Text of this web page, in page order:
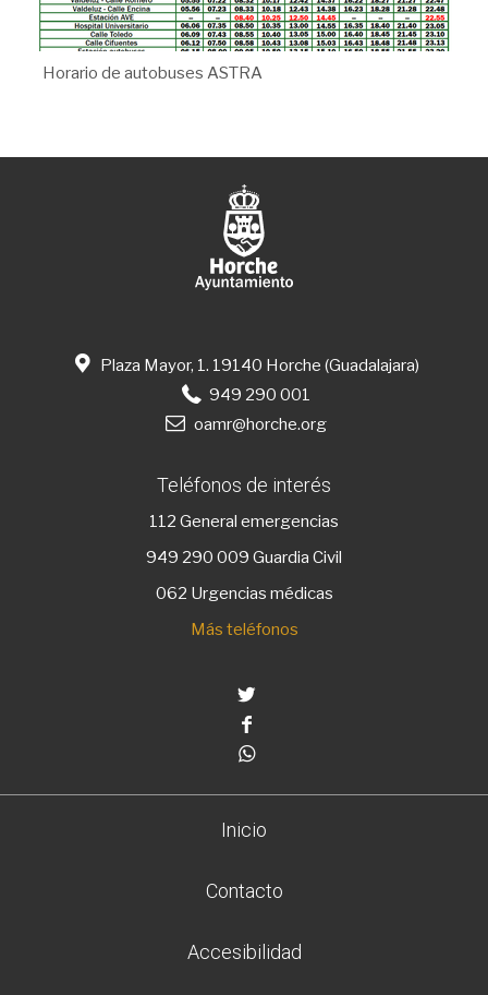
Horario de autobuses ASTRA
Plaza Mayor, 1. 19140 Horche (Guadalajara)
949 290 001
oamr@horche.org
Teléfonos de interés
112 General emergencias
949 290 009 Guardia Civil
062 Urgencias médicas
Más teléfonos
Inicio
Contacto
Accesibilidad